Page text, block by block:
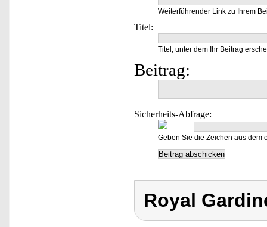
Weiterführender Link zu Ihrem
Titel:
Titel, unter dem Ihr Beitrag
Beitrag:
Sicherheits-Abfrage:
Geben Sie die Zeichen aus dem
Royal